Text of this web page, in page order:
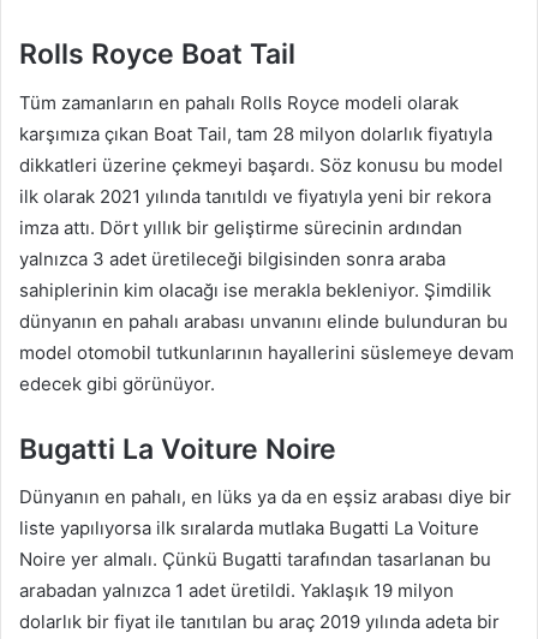
Rolls Royce Boat Tail
Tüm zamanların en pahalı Rolls Royce modeli olarak
karşımıza çıkan Boat Tail, tam 28 milyon dolarlık fiyatıyla
dikkatleri üzerine çekmeyi başardı. Söz konusu bu model
ilk olarak 2021 yılında tanıtıldı ve fiyatıyla yeni bir rekora
imza attı. Dört yıllık bir geliştirme sürecinin ardından
yalnızca 3 adet üretileceği bilgisinden sonra araba
sahiplerinin kim olacağı ise merakla bekleniyor. Şimdilik
dünyanın en pahalı arabası unvanını elinde bulunduran bu
model otomobil tutkunlarının hayallerini süslemeye devam
edecek gibi görünüyor.
Bugatti La Voiture Noire
Dünyanın en pahalı, en lüks ya da en eşsiz arabası diye bir
liste yapılıyorsa ilk sıralarda mutlaka Bugatti La Voiture
Noire yer almalı. Çünkü Bugatti tarafından tasarlanan bu
arabadan yalnızca 1 adet üretildi. Yaklaşık 19 milyon
dolarlık bir fiyat ile tanıtılan bu araç 2019 yılında adeta bir